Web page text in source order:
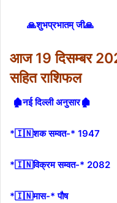
🙏शुभप्रभातम् जी🙏
आज 19 दिसम्बर
सहित राशिफल
🏚नई दिल्ली अनुसार🏚
*🇮🇳शक सम्वत-* 1947
*🇮🇳विक्रम सम्वत-* 2082
*🇮🇳मास-* पौष